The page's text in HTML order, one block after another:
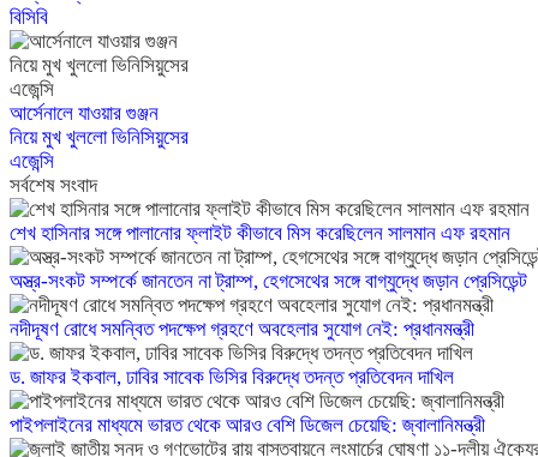
বিসিবি
আর্সেনালে যাওয়ার গুঞ্জন
নিয়ে মুখ খুললো ভিনিসিয়ুসের
এজেন্সি
সর্বশেষ সংবাদ
শেখ হাসিনার সঙ্গে পালানোর ফ্লাইট কীভাবে মিস করেছিলেন সালমান এফ রহমান
অস্ত্র-সংকট সম্পর্কে জানতেন না ট্রাম্প, হেগসেথের সঙ্গে বাগ্‌যুদ্ধে জড়ান প্রেসিডেন্ট
নদীদূষণ রোধে সমন্বিত পদক্ষেপ গ্রহণে অবহেলার সুযোগ নেই: প্রধানমন্ত্রী
ড. জাফর ইকবাল, ঢাবির সাবেক ভিসির বিরুদ্ধে তদন্ত প্রতিবেদন দাখিল
পাইপলাইনের মাধ্যমে ভারত থেকে আরও বেশি ডিজেল চেয়েছি: জ্বালানিমন্ত্রী